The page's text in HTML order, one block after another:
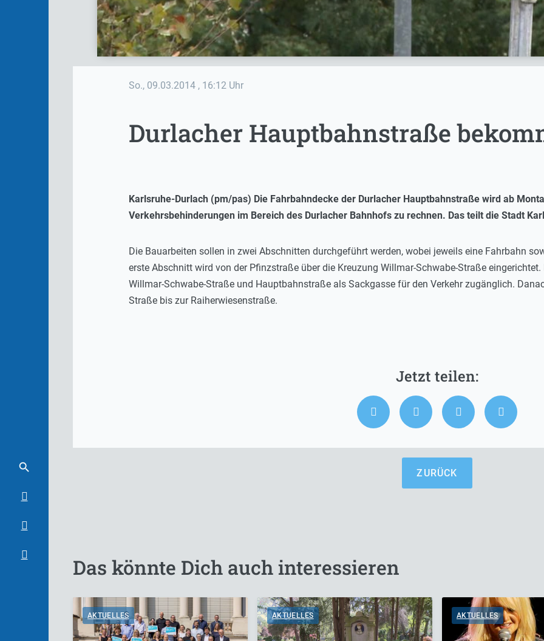
So., 09.03.2014 , 16:12 Uhr
Durlacher Hauptbahnstraße
Karlsruhe-Durlach (pm/pas) Die Fahrbahndecke der Durlacher Hauptbahnstraße wird ab
Verkehrsbehinderungen im Bereich des Durlacher Bahnhofs zu rechnen. Das teilt die Stadt
Die Bauarbeiten sollen in zwei Abschnitten durchgeführt werden, wobei jeweils eine Fahrbahn
erste Abschnitt wird von der Pfinzstraße über die Kreuzung Willmar-Schwabe-Straße
Willmar-Schwabe-Straße und Hauptbahnstraße als Sackgasse für den Verkehr zugänglich.
Straße bis zur Raiherwiesenstraße.
ZURÜCK
Das könnte Dich auch interessieren
AKTUELLES AKTUELLES AKTUELLES